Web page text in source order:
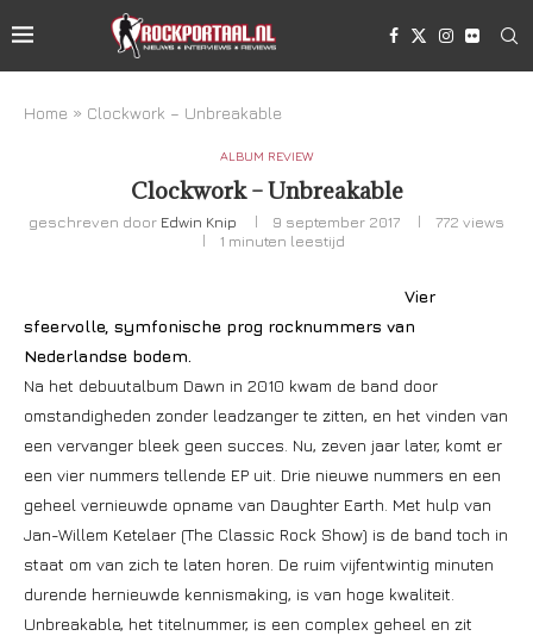
Home » Clockwork – Unbreakable
ALBUM REVIEW
Clockwork – Unbreakable
geschreven door Edwin Knip 9 september 2017 772 views
1 minuten leestijd
Vier
sfeervolle, symfonische prog rocknummers van
Nederlandse bodem.
Na het debuutalbum Dawn in 2010 kwam de band door
omstandigheden zonder leadzanger te zitten, en het vinden van
een vervanger bleek geen succes. Nu, zeven jaar later, komt er
een vier nummers tellende EP uit. Drie nieuwe nummers en een
geheel vernieuwde opname van Daughter Earth. Met hulp van
Jan-Willem Ketelaer (The Classic Rock Show) is de band toch in
staat om van zich te laten horen. De ruim vijfentwintig minuten
durende hernieuwde kennismaking, is van hoge kwaliteit.
Unbreakable, het titelnummer, is een complex geheel en zit